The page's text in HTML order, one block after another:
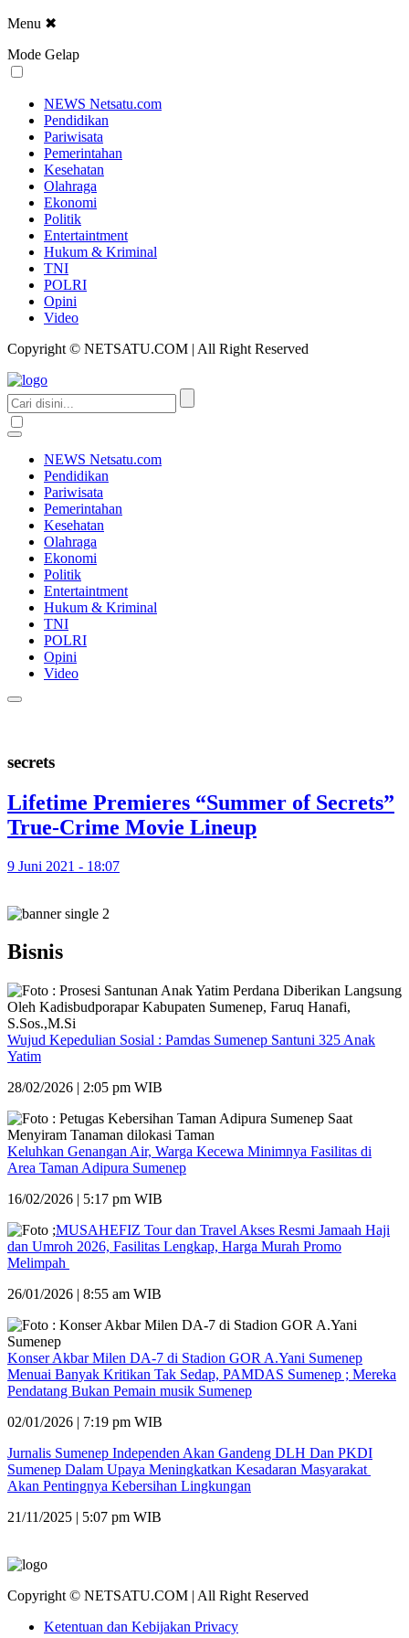
Menu ✖
Mode Gelap
NEWS Netsatu.com
Pendidikan
Pariwisata
Pemerintahan
Kesehatan
Olahraga
Ekonomi
Politik
Entertaintment
Hukum & Kriminal
TNI
POLRI
Opini
Video
Copyright © NETSATU.COM | All Right Reserved
NEWS Netsatu.com
Pendidikan
Pariwisata
Pemerintahan
Kesehatan
Olahraga
Ekonomi
Politik
Entertaintment
Hukum & Kriminal
TNI
POLRI
Opini
Video
secrets
Lifetime Premieres “Summer of Secrets”
True-Crime Movie Lineup
9 Juni 2021 - 18:07
Bisnis
Wujud Kepedulian Sosial : Pamdas Sumenep Santuni 325 Anak
Yatim
28/02/2026 | 2:05 pm WIB
Keluhkan Genangan Air, Warga Kecewa Minimnya Fasilitas di
Area Taman Adipura Sumenep
16/02/2026 | 5:17 pm WIB
MUSAHEFIZ Tour dan Travel Akses Resmi Jamaah Haji
dan Umroh 2026, Fasilitas Lengkap, Harga Murah Promo
Melimpah
26/01/2026 | 8:55 am WIB
Konser Akbar Milen DA-7 di Stadion GOR A.Yani Sumenep
Menuai Banyak Kritikan Tak Sedap, PAMDAS Sumenep ; Mereka
Pendatang Bukan Pemain musik Sumenep
02/01/2026 | 7:19 pm WIB
Jurnalis Sumenep Independen Akan Gandeng DLH Dan PKDI
Sumenep Dalam Upaya Meningkatkan Kesadaran Masyarakat
Akan Pentingnya Kebersihan Lingkungan
21/11/2025 | 5:07 pm WIB
Copyright © NETSATU.COM | All Right Reserved
Ketentuan dan Kebijakan Privacy